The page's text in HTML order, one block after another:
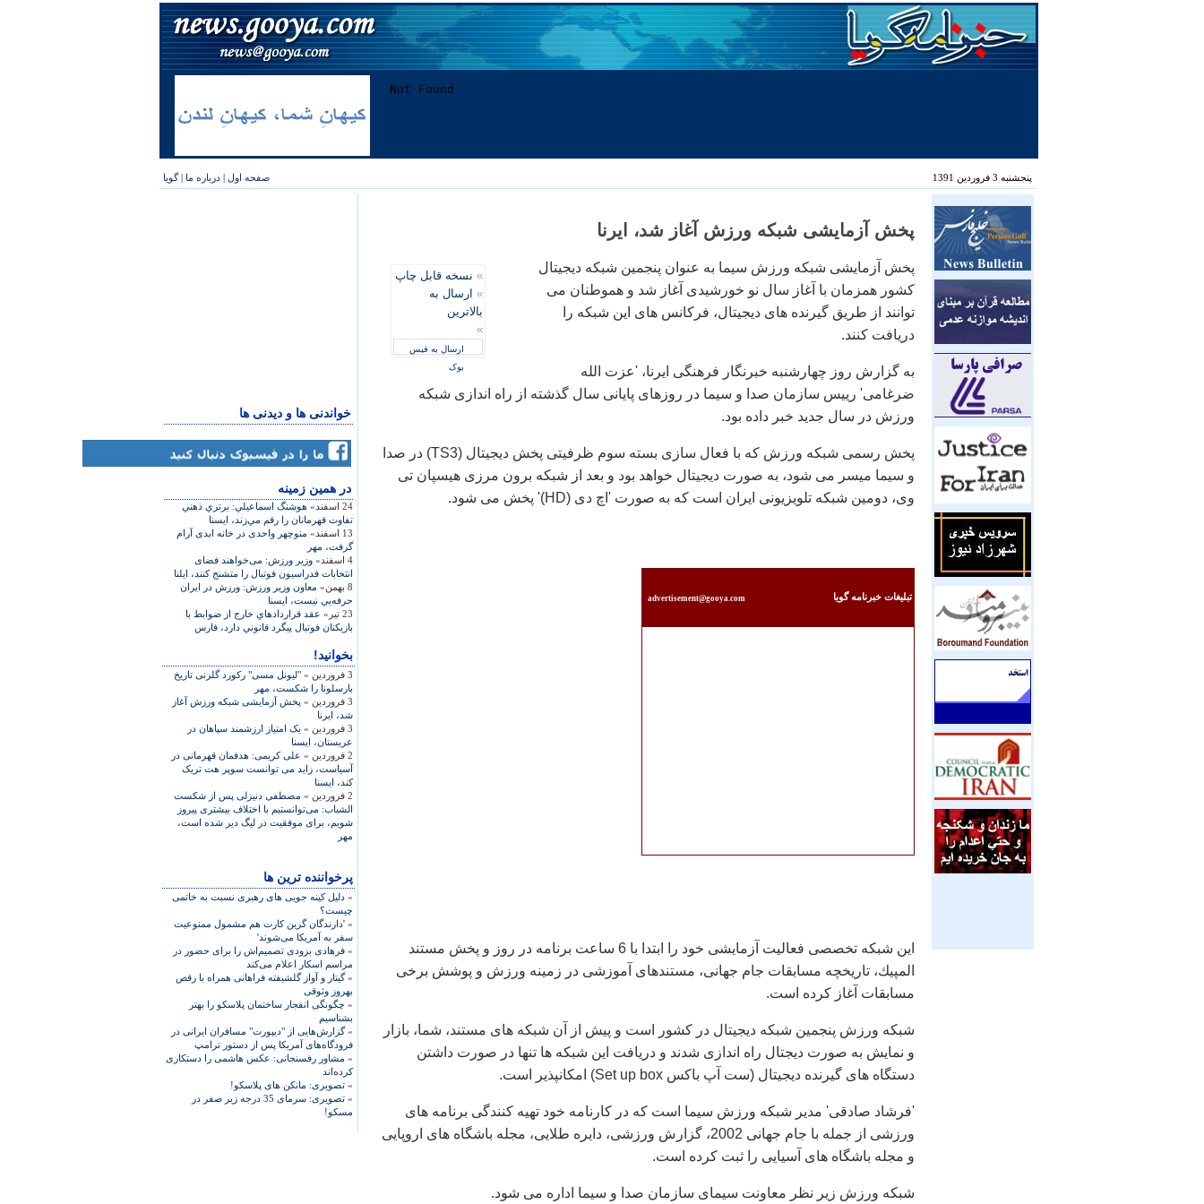
پنجشنبه 3 فروردین 1391 صفحه اول | درباره ما |گویا
خواندنی ها و دیدنی ها
در همين زمينه
24 اسفند»
هوشنگ اسماعيلي: برتري ذهني
تفاوت قهرمانان را رقم مي‌زند، ایسنا
13 اسفند»
منوچهر واحدی در خانه ابدی آرام
گرفت، مهر
4 اسفند»
وزیر ورزش: می‌خواهند فضای
انتخابات فدراسیون فوتبال را متشنج کنند، ایلنا
8 بهمن»
معاون وزير ورزش: ورزش در ايران
حرفه‌يي نيست، ایسنا
23 تیر»
عقد قراردادهاي خارج از ضوابط با
بازيكنان فوتبال پيگرد قانوني دارد، فارس
بخوانید!
3 فروردین »
"لیونل مسی" رکورد گلزنی تاریخ
بارسلونا را شکست، مهر
3 فروردین »
پخش آزمایشی شبكه ورزش آغاز
شد، ایرنا
3 فروردین »
یک امتیاز ارزشمند سپاهان در
عربستان، ایسنا
2 فروردین »
علی کريمی: هدفمان قهرمانی در
آسياست، زايد می توانست سوپر هت تريک
کند، ايسنا
2 فروردین »
مصطفی دنيزلی پس از شکست
الشباب: می‌توانستيم با اختلاف بيشتری پيروز
شويم، برای موفقيت در ليگ دير شده است،
مهر
پرخواننده ترین ها
» دلیل کینه جویی های رهبری نسبت به خاتمی
چیست؟
» 'دارندگان گرین کارت هم مشمول ممنوعیت
سفر به آمریکا می‌شوند'
» فرهادی بزودی تصمیم‌اش را برای حضور در
مراسم اسکار اعلام می‌کند
»گیتار و آواز گلشیفته فراهانی همراه با رقص
بهروز وثوقی
» چگونگی انفجار ساختمان پلاسکو را بهتر
بشناسیم
»گزارش‌هایی از "دیپورت" مسافران ایرانی در
فرودگاه‌های آمریکا پس از دستور ترامپ
» مشاور رفسنجانی: عکس هاشمی را دستکاری
کرده‌اند
» تصویری: مانکن های پلاسکو!
»
تصویری: سرمای 35 درجه زیر صفر در
مسکو!
پخش آزمایشی شبكه ورزش آغاز شد، ایرنا
» نسخه قابل چاپ
» ارسال به
بالاترین
»
ارسال به فیس
بوک
پخش آزمایشی شبكه ورزش سیما به عنوان پنجمین شبكه دیجیتال
كشور همزمان با آغاز سال نو خورشیدی آغاز شد و هموطنان می
توانند از طریق گیرنده های دیجیتال، فركانس های این شبكه را
دریافت كنند.
به گزارش روز چهارشنبه خبرنگار فرهنگی ایرنا، 'عزت الله
ضرغامی' رییس سازمان صدا و سیما در روزهای پایانی سال گذشته از راه اندازی شبكه
ورزش در سال جدید خبر داده بود.
پخش رسمی شبكه ورزش كه با فعال سازی بسته سوم ظرفیتی پخش دیجیتال (TS3) در صدا
و سیما میسر می شود، به صورت دیجیتال خواهد بود و بعد از شبكه برون مرزی هیسپان تی
وی، دومین شبكه تلویزیونی ایران است كه به صورت 'اچ دی (HD)' پخش می شود.
تبليغات خبرنامه گويا advertisement@gooya.com
این شبكه تخصصی فعالیت آزمایشی خود را ابتدا با 6 ساعت برنامه در روز و پخش مستند
المپیك، تاریخچه مسابقات جام جهانی، مستندهای آموزشی در زمینه ورزش و پوشش برخی
مسابقات آغاز كرده است.
شبكه ورزش پنجمین شبكه دیجیتال در كشور است و پیش از آن شبكه های مستند، شما، بازار
و نمایش به صورت دیجتال راه اندازی شدند و دریافت این شبكه ها تنها در صورت داشتن
دستگاه های گیرنده دیجیتال (ست آپ باكس Set up box) امكانپذیر است.
'فرشاد صادقی' مدیر شبكه ورزش سیما است كه در كارنامه خود تهیه كنندگی برنامه های
ورزشی از جمله با جام جهانی 2002، گزارش ورزشی، دایره طلایی، مجله باشگاه های اروپایی
و مجله باشگاه های آسیایی را ثبت كرده است.
شبكه ورزش زیر نظر معاونت سیمای سازمان صدا و سیما اداره می شود.